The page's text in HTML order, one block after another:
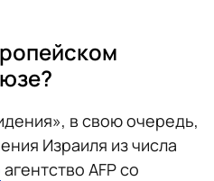
в свою очередь,
Израиля из числа
агентство AFP со